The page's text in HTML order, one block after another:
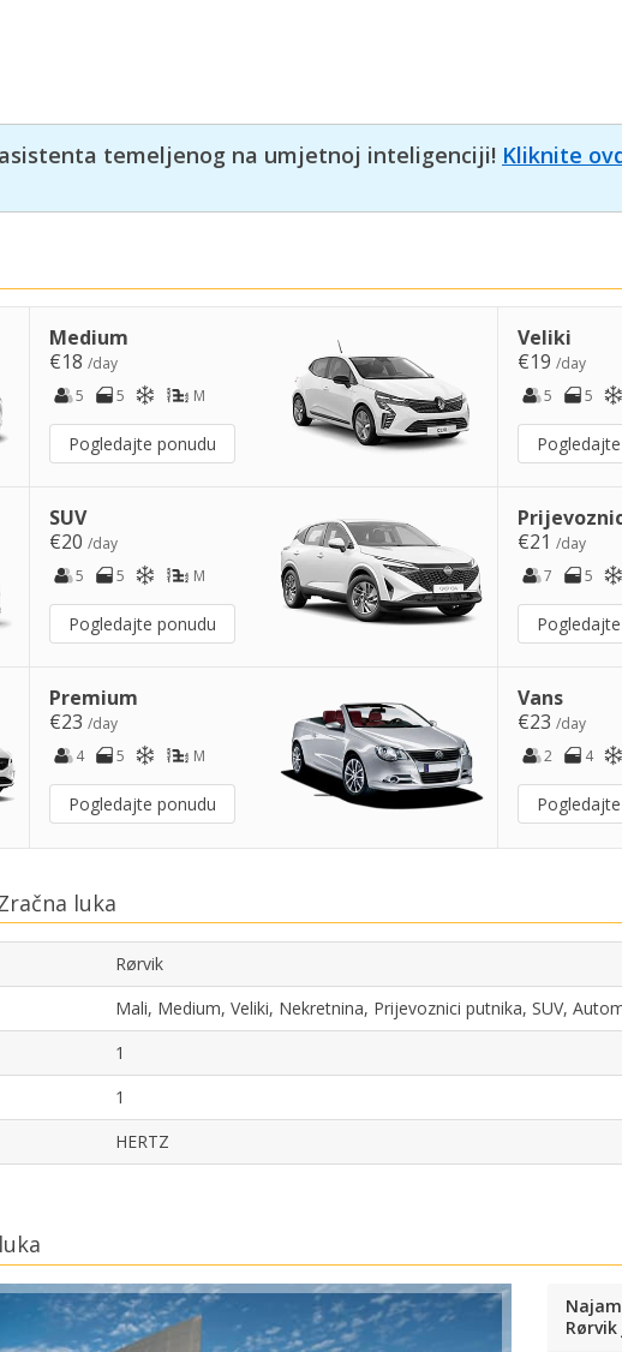
temeljenog na umjetnoj inteligenciji! Kliknite
Medium
€18/day
5
5 M
Pogledajte ponudu
Veliki
€19 /day
5
5
SUV
€20/day
5
5 M
Pogledajte ponudu
€21 /day
7
5
Premium
€23/day
4
5 M
Pogledajte ponudu
Vans
€23 /day
2
4
luka
Rørvik
Mali, Medium, Veliki, Nekretnina, Prijevoznici putnika, SUV,
1
1
HERTZ